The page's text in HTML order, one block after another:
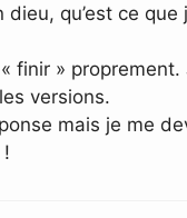
qu’est ce
»
versions.
mais je me